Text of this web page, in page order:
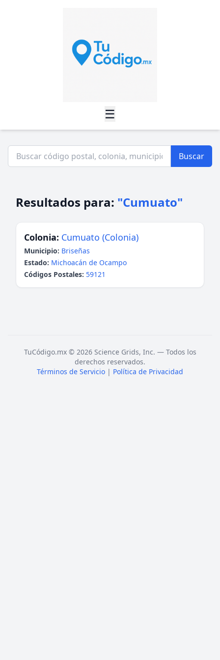
☰
Buscar
Resultados para: "Cumuato"
Colonia: Cumuato (Colonia)
Municipio: Briseñas
Estado: Michoacán de Ocampo
Códigos Postales: 59121
TuCódigo.mx © 2026 Science Grids, Inc. — Todos los
derechos reservados.
Términos de Servicio | Política de Privacidad